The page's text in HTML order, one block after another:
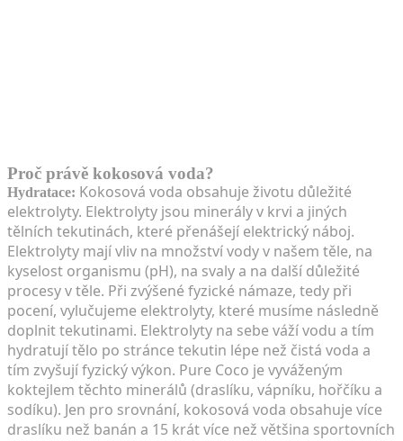
Proč právě kokosová voda?
Hydratace: Kokosová voda obsahuje životu důležité
elektrolyty. Elektrolyty jsou minerály v krvi a jiných
tělních tekutinách, které přenášejí elektrický náboj.
Elektrolyty mají vliv na množství vody v našem těle, na
kyselost organismu (pH), na svaly a na další důležité
procesy v těle. Při zvýšené fyzické námaze, tedy při
pocení, vylučujeme elektrolyty, které musíme následně
doplnit tekutinami. Elektrolyty na sebe váží vodu a tím
hydratují tělo po stránce tekutin lépe než čistá voda a
tím zvyšují fyzický výkon. Pure Coco je vyváženým
koktejlem těchto minerálů (draslíku, vápníku, hořčíku a
sodíku). Jen pro srovnání, kokosová voda obsahuje více
draslíku než banán a 15 krát více než většina sportovních